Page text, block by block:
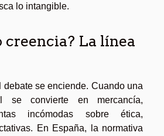
lo intangible.
creencia? La línea
debate se enciende. Cuando una
se convierte en mercancía,
incómodas sobre ética,
En España, la normativa